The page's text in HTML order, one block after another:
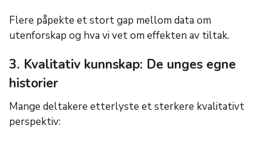
Flere påpekte et stort gap mellom data om
utenforskap og hva vi vet om effekten av tiltak.
3. Kvalitativ kunnskap: De unges egne
historier
Mange deltakere etterlyste et sterkere kvalitativt
perspektiv: